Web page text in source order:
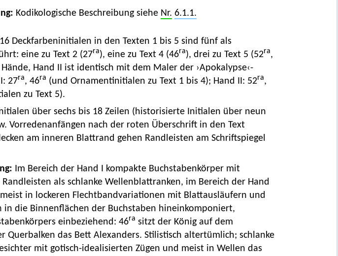
Kodikologische Beschreibung siehe Nr. 6.1.1.
Deckfarbeninitialen in den Texten 1 bis 5 sind fünf als
eine zu Text 2 (27ra), eine zu Text 4 (46ra), drei zu Text 5 (52ra,
Hand II ist identisch mit dem Maler der ›Apokalypse‹-
27ra, 46ra (und Ornamentinitialen zu Text 1 bis 4); Hand II: 52ra,
zu Text 5).
über sechs bis 18 Zeilen (historisierte Initialen über neun
Vorredenanfängen nach der roten Überschrift in den Text
am inneren Blattrand gehen Randleisten am Schriftspiegel
Im Bereich der Hand I kompakte Buchstabenkörper mit
als schlanke Wellenblattranken, im Bereich der Hand
in lockeren Flechtbandvariationen mit Blattausläufern und
in die Binnenflächen der Buchstaben hineinkomponiert,
einbeziehend: 46ra sitzt der König auf dem
Querbalken das Bett Alexanders. Stilistisch altertümlich; schlanke
mit gotisch-idealisierten Zügen und meist in Wellen das